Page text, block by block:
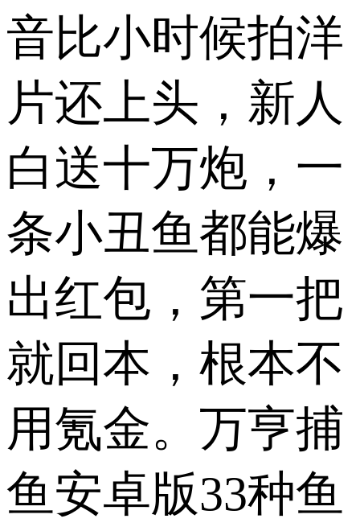
音比小时候拍洋
片还上头，新人
白送十万炮，一
条小丑鱼都能爆
出红包，第一把
就回本，根本不
用氪金。万亨捕
鱼安卓版33种鱼